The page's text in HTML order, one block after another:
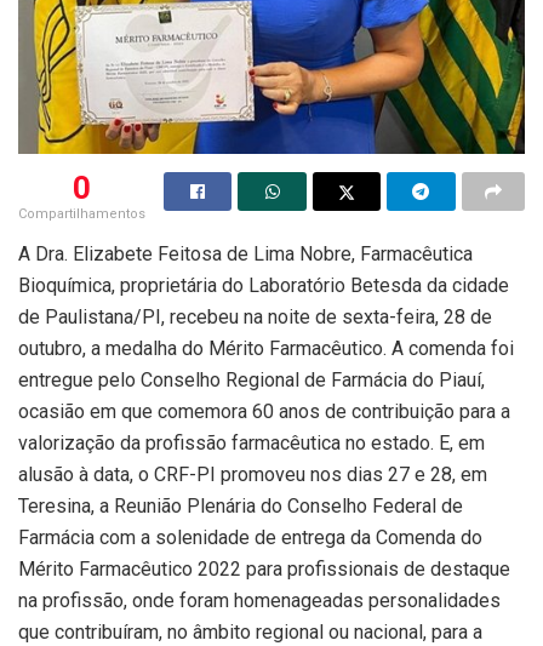
0
Compartilhamentos
A Dra. Elizabete Feitosa de Lima Nobre, Farmacêutica
Bioquímica, proprietária do Laboratório Betesda da cidade
de Paulistana/PI, recebeu na noite de sexta-feira, 28 de
outubro, a medalha do Mérito Farmacêutico. A comenda foi
entregue pelo Conselho Regional de Farmácia do Piauí,
ocasião em que comemora 60 anos de contribuição para a
valorização da profissão farmacêutica no estado. E, em
alusão à data, o CRF-PI promoveu nos dias 27 e 28, em
Teresina, a Reunião Plenária do Conselho Federal de
Farmácia com a solenidade de entrega da Comenda do
Mérito Farmacêutico 2022 para profissionais de destaque
na profissão, onde foram homenageadas personalidades
que contribuíram, no âmbito regional ou nacional, para a